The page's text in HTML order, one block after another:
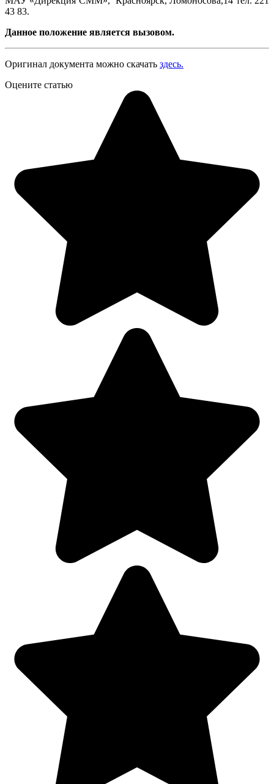
43 83.
Данное положение является вызовом.
Оригинал документа можно скачать здесь.
Оцените статью